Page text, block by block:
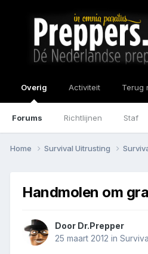
Overig
Forums Richtlijnen Staf
Activiteit Terug
Home Survival Uitrusting
Handmolen om
Door Dr.Prepper
25 maart 2012 in